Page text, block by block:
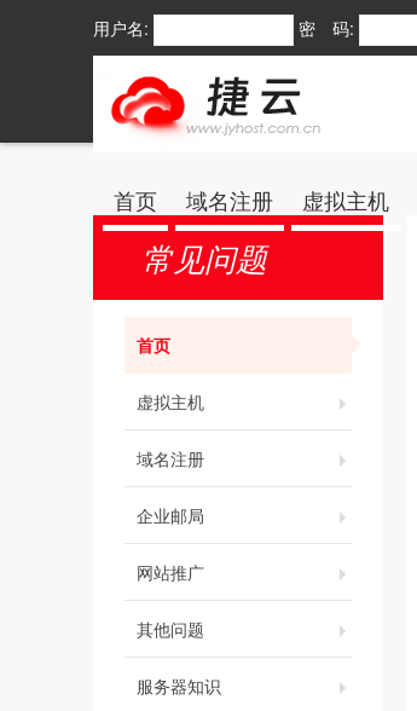
用户名: 密 码:
首页 域名注册 虚拟主机
常见问题
首页
虚拟主机
域名注册
企业邮局
网站推广
其他问题
服务器知识